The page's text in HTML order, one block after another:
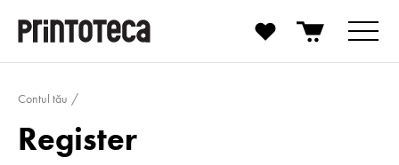
Contul tău
Register